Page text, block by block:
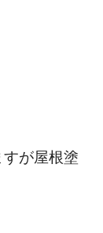
が屋根塗